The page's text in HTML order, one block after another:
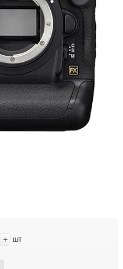
+ шт